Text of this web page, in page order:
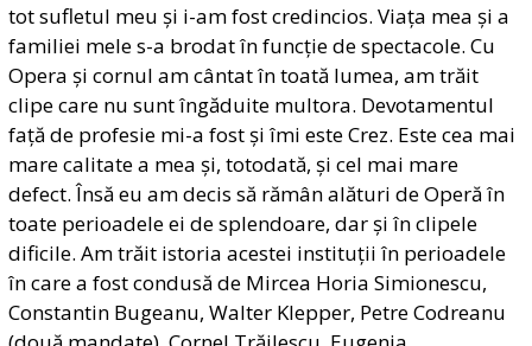
tot sufletul meu și i-am fost credincios. Viața mea și a
familiei mele s-a brodat în funcție de spectacole. Cu
Opera și cornul am cântat în toată lumea, am trăit
clipe care nu sunt îngăduite multora. Devotamentul
față de profesie mi-a fost și îmi este Crez. Este cea mai
mare calitate a mea și, totodată, și cel mai mare
defect. Însă eu am decis să rămân alături de Operă în
toate perioadele ei de splendoare, dar și în clipele
dificile. Am trăit istoria acestei instituții în perioadele
în care a fost condusă de Mircea Horia Simionescu,
ConstantinBugeanu, Walter Klepper, Petre Codreanu